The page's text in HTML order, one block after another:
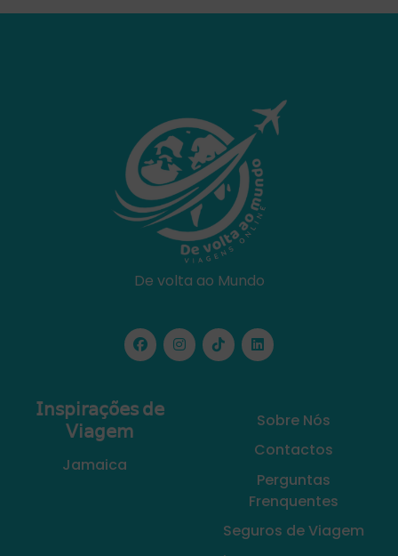
De volta ao Mundo
𝖨𝗇𝗌𝗉𝗂𝗋𝖺𝖼̧𝗈̃𝖾𝗌 𝖽𝖾
𝖵𝗂𝖺𝗀𝖾𝗆
Jamaica
Sobre Nós
Contactos
Perguntas
Frenquentes
Seguros de Viagem